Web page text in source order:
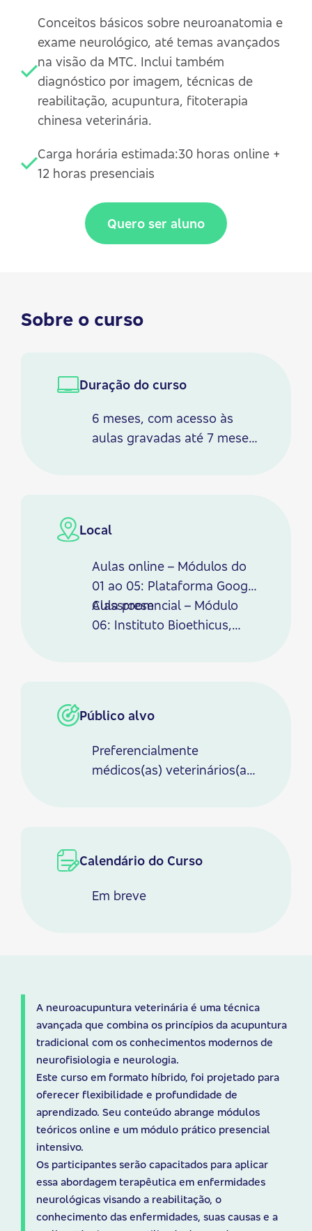
Conceitos básicos sobre neuroanatomia e
exame neurológico, até temas avançados
na visão da MTC. Inclui também
diagnóstico por imagem, técnicas de
reabilitação, acupuntura, fitoterapia
chinesa veterinária.
Carga horária estimada:30 horas online +
12 horas presenciais
Quero ser aluno
Sobre o curso
Duração do curso
6 meses, com acesso às
aulas gravadas até 7 meses
Local
Aulas online – Módulos do
01 ao 05: Plataforma Google
Classroom
Aula presencial – Módulo
06: Instituto Bioethicus,
Público alvo
Preferencialmente
médicos(as) veterinários(as)
Calendário do Curso
Em breve
A neuroacupuntura veterinária é uma técnica
avançada que combina os princípios da acupuntura
tradicional com os conhecimentos modernos de
neurofisiologia e neurologia.
Este curso em formato híbrido, foi projetado para
oferecer flexibilidade e profundidade de
aprendizado. Seu conteúdo abrange módulos
teóricos online e um módulo prático presencial
intensivo.
Os participantes serão capacitados para aplicar
essa abordagem terapêutica em enfermidades
neurológicas visando a reabilitação, o
conhecimento das enfermidades, suas causas e a